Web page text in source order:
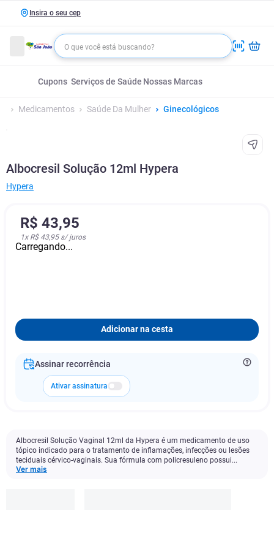
Insira o seu cep
Cupons Serviços de Saúde Nossas Marcas
Medicamentos Saúde Da Mulher Ginecológicos
Albocresil Solução 12ml Hypera
Hypera
R$ 43,95
1x R$ 43,95s/ juros
Carregando...
Adicionar na cesta
Assinar recorrência
Ativar assinatura
Albocresil Solução Vaginal 12ml da Hypera é um medicamento de uso
tópico indicado para o tratamento de inflamações, infecções ou lesões
teciduais cérvico-vaginais. Sua fórmula com policresuleno possui...
Ver mais